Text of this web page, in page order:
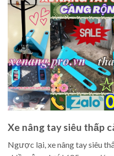
Xe nâng tay siêu thấp
Ngược lại, xe nâng tay siêu